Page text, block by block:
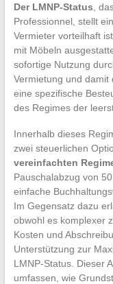
Der LMNP-Status ,
Professionnel, stellt
Vermieter vorteilhaft
mit Möbeln
sofortige Nutzung
Vermietung und damit
eine spezifische
des Regimes der
Innerhalb dieses
zwei steuerlichen
vereinfachten
Pauschalabzug von
einfache
Im Gegensatz dazu
obwohl es komplexer
Kosten und
Unterstützung zur
LMNP-Status. Dieser
umfassen, wie